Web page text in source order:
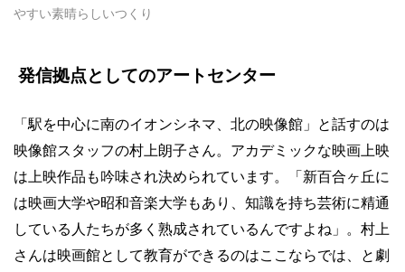
やすい素晴らしいつくり
発信拠点としてのアートセンター
「駅を中心に南のイオンシネマ、北の映像館」と話すのは
映像館スタッフの村上朗子さん。アカデミックな映画上映
は上映作品も吟味され決められています。「新百合ヶ丘に
は映画大学や昭和音楽大学もあり、知識を持ち芸術に精通
している人たちが多く熟成されているんですよね」。村上
さんは映画館として教育ができるのはここならでは、と劇